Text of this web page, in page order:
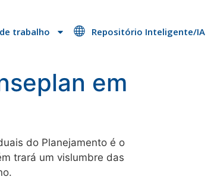
trabalho Repositório Inteligente/IA
em
do Planejamento é o
trará um vislumbre das